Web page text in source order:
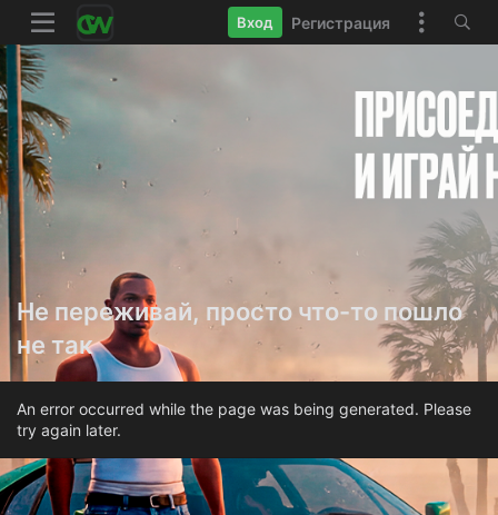
Вход Регистрация
Не переживай, просто что-то пошло
не так
An error occurred while the page was being generated. Please
try again later.